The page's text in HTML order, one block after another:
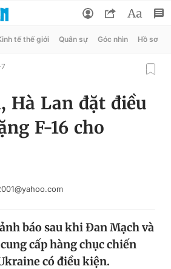
Magazine
tế thế giới Quân sự Góc nhìn Hồ sơ
Hà Lan đặt điều
F-16 cho
báo sau khi Đan Mạch và
cấp hàng chục chiến
có điều kiện.